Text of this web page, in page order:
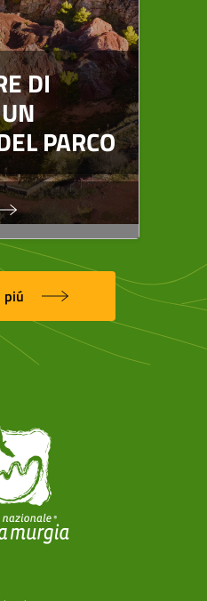
DI
PARCO
piú